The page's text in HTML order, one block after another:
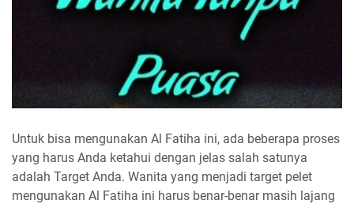
Untuk bisa mengunakan Al Fatiha ini, ada beberapa proses
yang harus Anda ketahui dengan jelas salah satunya
adalah Target Anda. Wanita yang menjadi target pelet
mengunakan Al Fatiha ini harus benar-benar masih lajang